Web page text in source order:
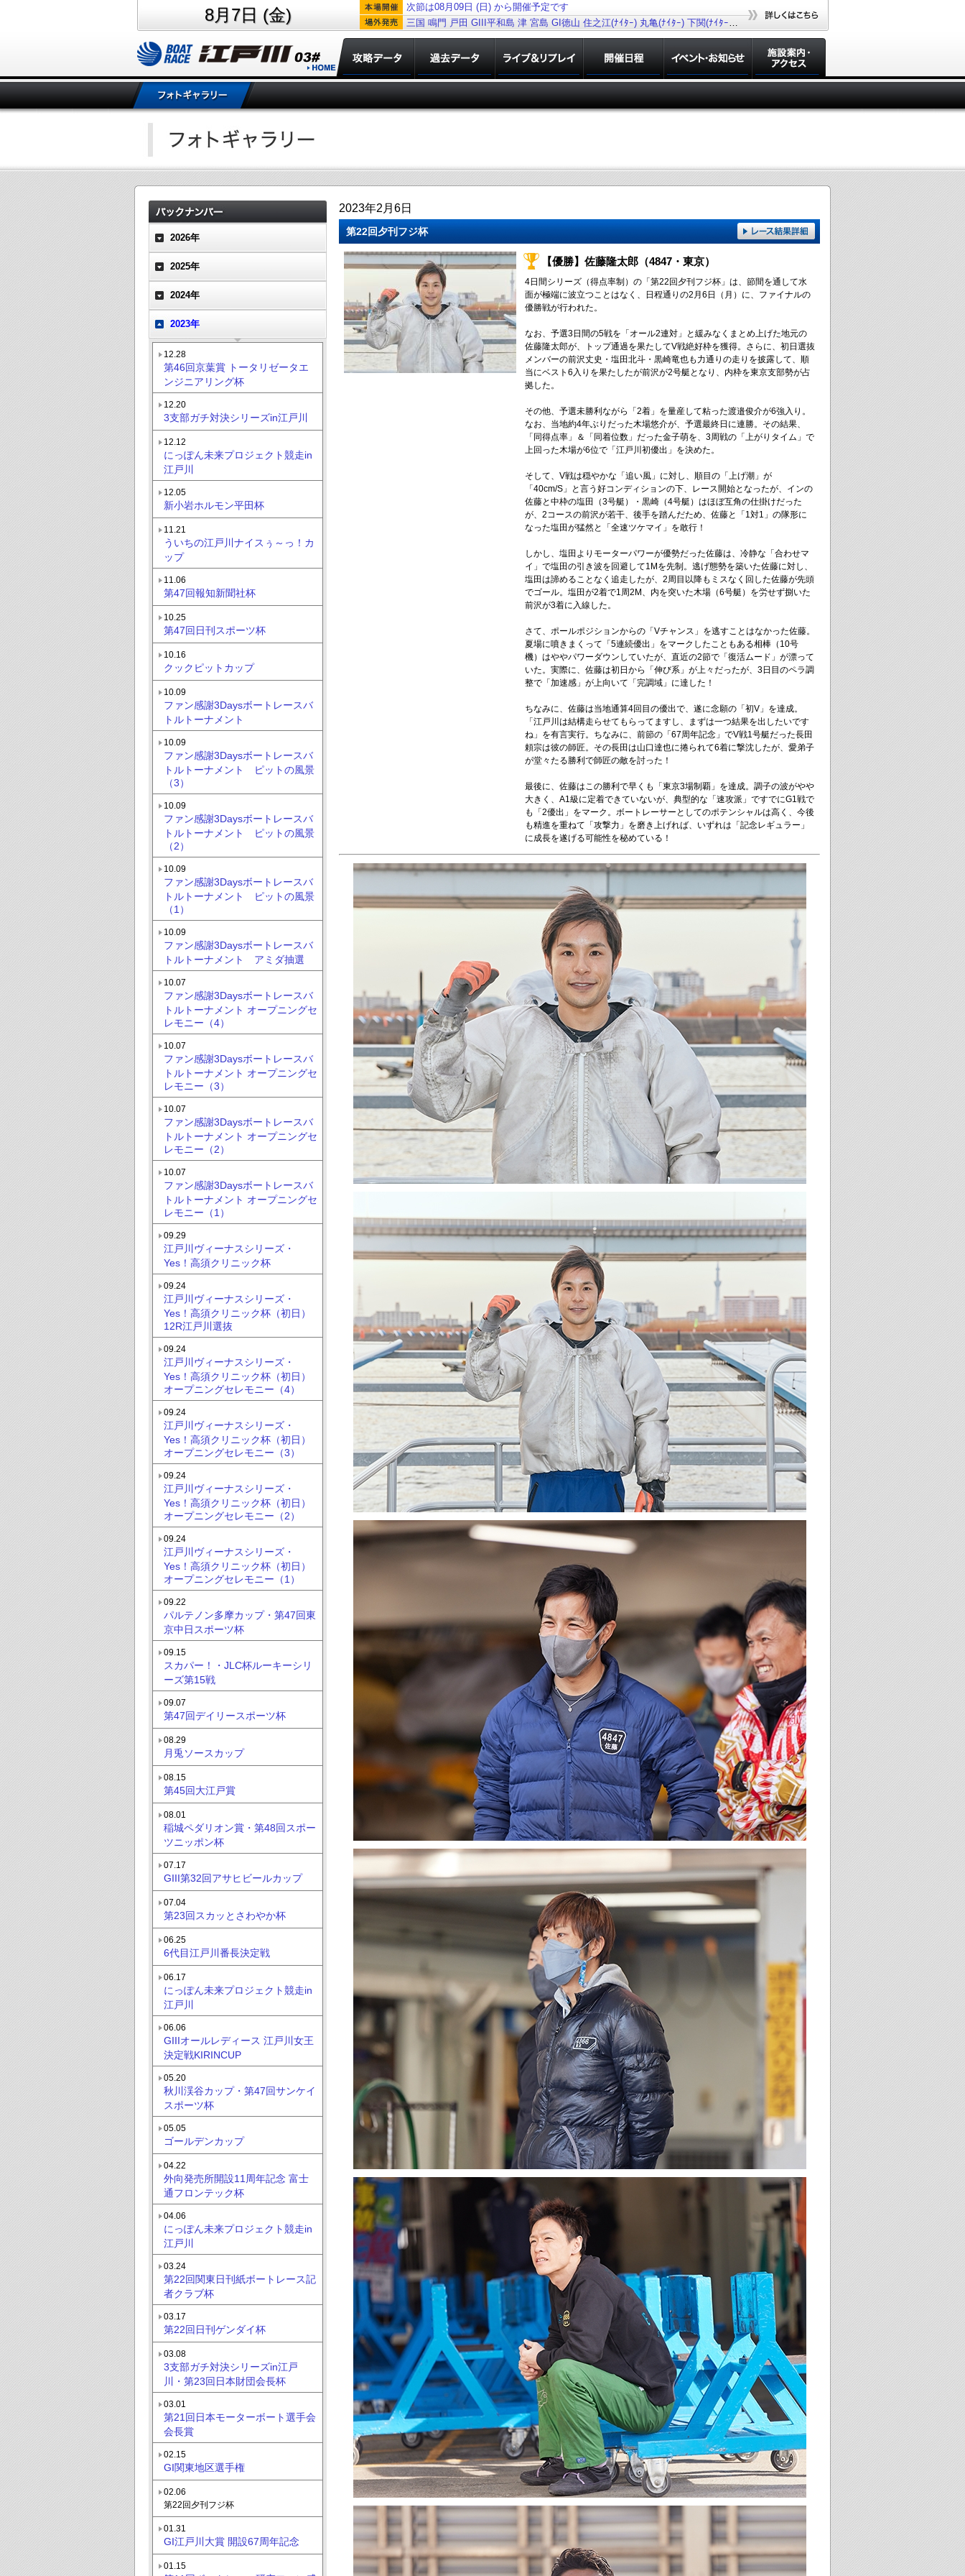
8月7日 (金)
次節は08月09日 (日) から開催予定です
三国 鳴門 戸田 GIII平和島 津 宮島 GI徳山 住之江(ﾅｲﾀｰ) 丸亀(ﾅｲﾀｰ) 下関(ﾅｲﾀｰ) 若松(ﾅｲﾀｰ) 大村(ﾅｲﾀｰ)
2026年
2025年
2024年
2023年
12.28
第46回京葉賞 トータリゼータエ
ンジニアリング杯
12.20
3支部ガチ対決シリーズin江戸川
12.12
にっぽん未来プロジェクト競走in
江戸川
12.05
新小岩ホルモン平田杯
11.21
ういちの江戸川ナイスぅ～っ！カ
ップ
11.06
第47回報知新聞社杯
10.25
第47回日刊スポーツ杯
10.16
クックピットカップ
10.09
ファン感謝3Daysボートレースバ
トルトーナメント
10.09
ファン感謝3Daysボートレースバ
トルトーナメント ピットの風景
（3）
10.09
ファン感謝3Daysボートレースバ
トルトーナメント ピットの風景
（2）
10.09
ファン感謝3Daysボートレースバ
トルトーナメント ピットの風景
（1）
10.09
ファン感謝3Daysボートレースバ
トルトーナメント アミダ抽選
10.07
ファン感謝3Daysボートレースバ
トルトーナメント オープニングセ
レモニー（4）
10.07
ファン感謝3Daysボートレースバ
トルトーナメント オープニングセ
レモニー（3）
10.07
ファン感謝3Daysボートレースバ
トルトーナメント オープニングセ
レモニー（2）
10.07
ファン感謝3Daysボートレースバ
トルトーナメント オープニングセ
レモニー（1）
09.29
江戸川ヴィーナスシリーズ・
Yes！高須クリニック杯
09.24
江戸川ヴィーナスシリーズ・
Yes！高須クリニック杯（初日）
12R江戸川選抜
09.24
江戸川ヴィーナスシリーズ・
Yes！高須クリニック杯（初日）
オープニングセレモニー（4）
09.24
江戸川ヴィーナスシリーズ・
Yes！高須クリニック杯（初日）
オープニングセレモニー（3）
09.24
江戸川ヴィーナスシリーズ・
Yes！高須クリニック杯（初日）
オープニングセレモニー（2）
09.24
江戸川ヴィーナスシリーズ・
Yes！高須クリニック杯（初日）
オープニングセレモニー（1）
09.22
パルテノン多摩カップ・第47回東
京中日スポーツ杯
09.15
スカパー！・JLC杯ルーキーシリ
ーズ第15戦
09.07
第47回デイリースポーツ杯
08.29
月兎ソースカップ
08.15
第45回大江戸賞
08.01
稲城ペダリオン賞・第48回スポー
ツニッポン杯
07.17
GIII第32回アサヒビールカップ
07.04
第23回スカッとさわやか杯
06.25
6代目江戸川番長決定戦
06.17
にっぽん未来プロジェクト競走in
江戸川
06.06
GIIIオールレディース 江戸川女王
決定戦KIRINCUP
05.20
秋川渓谷カップ・第47回サンケイ
スポーツ杯
05.05
ゴールデンカップ
04.22
外向発売所開設11周年記念 富士
通フロンテック杯
04.06
にっぽん未来プロジェクト競走in
江戸川
03.24
第22回関東日刊紙ボートレース記
者クラブ杯
03.17
第22回日刊ゲンダイ杯
03.08
3支部ガチ対決シリーズin江戸
川・第23回日本財団会長杯
03.01
第21回日本モーターボート選手会
会長賞
02.15
GI関東地区選手権
02.06
第22回夕刊フジ杯
01.31
GI江戸川大賞 開設67周年記念
01.15
2023年2月6日
第22回夕刊フジ杯
【優勝】佐藤隆太郎（4847・東京）
4日間シリーズ（得点率制）の「第22回夕刊フジ杯」は、節間を通して水
面が極端に波立つことはなく、日程通りの2月6日（月）に、ファイナルの
優勝戦が行われた。
なお、予選3日間の5戦を「オール2連対」と緩みなくまとめ上げた地元の
佐藤隆太郎が、トップ通過を果たしてV戦絶好枠を獲得。さらに、初日選抜
メンバーの前沢丈史・塩田北斗・黒崎竜也も力通りの走りを披露して、順
当にベスト6入りを果たしたが前沢が2号艇となり、内枠を東京支部勢が占
拠した。
その他、予選未勝利ながら「2着」を量産して粘った渡邉俊介が6強入り。
なお、当地約4年ぶりだった木場悠介が、予選最終日に連勝。その結果、
「同得点率」＆「同着位数」だった金子萌を、3周戦の「上がりタイム」で
上回った木場が6位で「江戸川初優出」を決めた。
そして、V戦は穏やかな「追い風」に対し、順目の「上げ潮」が
「40cm/S」と言う好コンディションの下、レース開始となったが、インの
佐藤と中枠の塩田（3号艇）・黒崎（4号艇）はほぼ互角の仕掛けだった
が、2コースの前沢が若干、後手を踏んだため、佐藤と「1対1」の隊形に
なった塩田が猛然と「全速ツケマイ」を敢行！
しかし、塩田よりモーターパワーが優勢だった佐藤は、冷静な「合わせマ
イ」で塩田の引き波を回避して1Mを先制。逃げ態勢を築いた佐藤に対し、
塩田は諦めることなく追走したが、2周目以降もミスなく回した佐藤が先頭
でゴール。塩田が2着で1周2M、内を突いた木場（6号艇）を労せず捌いた
前沢が3着に入線した。
さて、ポールポジションからの「Vチャンス」を逃すことはなかった佐藤。
夏場に噴きまくって「5連続優出」をマークしたこともある相棒（10号
機）はややパワーダウンしていたが、直近の2節で「復活ムード」が漂って
いた。実際に、佐藤は初日から「伸び系」が上々だったが、3日目のペラ調
整で「加速感」が上向いて「完調域」に達した！
ちなみに、佐藤は当地通算4回目の優出で、遂に念願の「初V」を達成。
「江戸川は結構走らせてもらってますし、まずは一つ結果を出したいです
ね」を有言実行。ちなみに、前節の「67周年記念」でV戦1号艇だった長田
頼宗は彼の師匠。その長田は山口達也に捲られて6着に撃沈したが、愛弟子
が堂々たる勝利で師匠の敵を討った！
最後に、佐藤はこの勝利で早くも「東京3場制覇」を達成。調子の波がやや
大きく、A1級に定着できていないが、典型的な「速攻派」ですでにG1戦で
も「2優出」をマーク。ボートレーサーとしてのポテンシャルは高く、今後
も精進を重ねて「攻撃力」を磨き上げれば、いずれは「記念レギュラー」
に成長を遂げる可能性を秘めている！